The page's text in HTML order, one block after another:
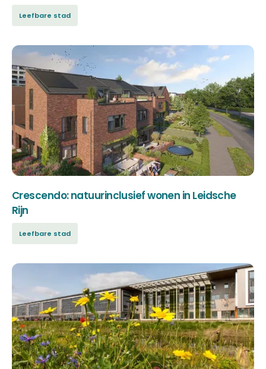
Leefbare stad
Crescendo: natuurinclusief wonen in Leidsche
Rijn
Leefbare stad